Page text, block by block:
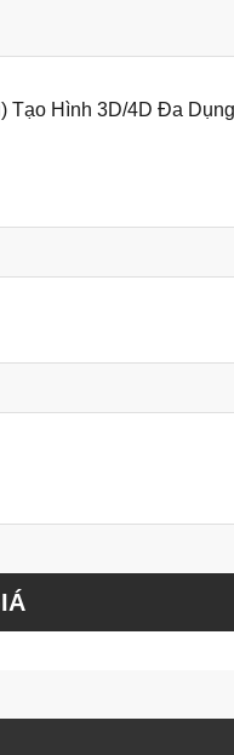
Tạo Hình 3D/4D Đa Dụng